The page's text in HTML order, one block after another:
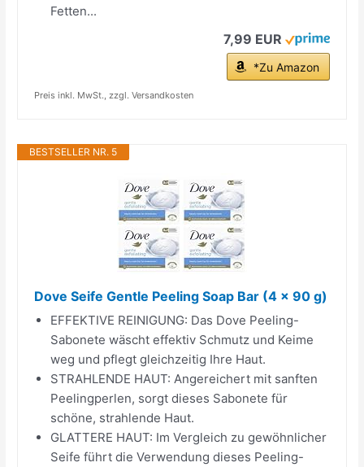
Fetten...
7,99 EUR
*Zu Amazon
Preis inkl. MwSt., zzgl. Versandkosten
BESTSELLER NR. 5
Dove Seife Gentle Peeling Soap Bar (4 x 90 g)
EFFEKTIVE REINIGUNG: Das Dove Peeling-
Sabonete wäscht effektiv Schmutz und Keime
weg und pflegt gleichzeitig Ihre Haut.
STRAHLENDE HAUT: Angereichert mit sanften
Peelingperlen, sorgt dieses Sabonete für
schöne, strahlende Haut.
GLATTERE HAUT: Im Vergleich zu gewöhnlicher
Seife führt die Verwendung dieses Peeling-